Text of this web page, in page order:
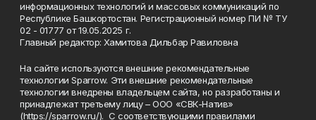
информационных технологий и массовых коммуникаций по
Республике Башкортостан. Регистрационный номер ПИ № ТУ
02 - 01777 от 19.05.2025 г.
Главный редактор: Хамитова Дильбар Равиловна
На сайте используются внешние рекомендательные
технологии Sparrow. Эти внешние рекомендательные
технологии внедрены владельцем сайта, но разработаны и
принадлежат третьему лицу – ООО «СВК-Натив»
(https://sparrow.ru/). С соответствующими правилами